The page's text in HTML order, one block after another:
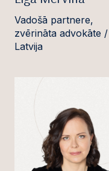
Vadošā partnere,
zvērināta advokāte /
Latvija